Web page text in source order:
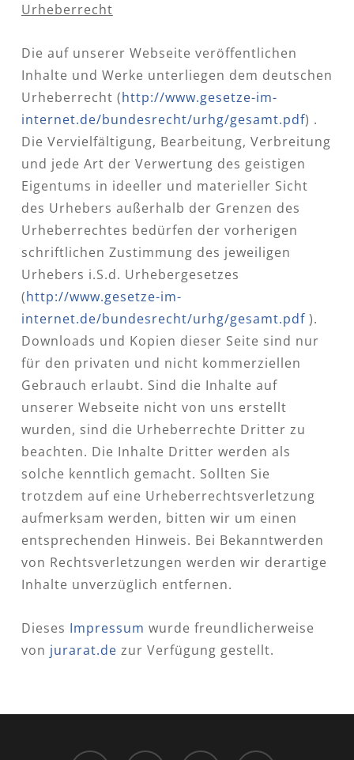
Urheberrecht
Die auf unserer Webseite veröffentlichen
Inhalte und Werke unterliegen dem deutschen
Urheberrecht (http://www.gesetze-im-
internet.de/bundesrecht/urhg/gesamt.pdf) .
Die Vervielfältigung, Bearbeitung, Verbreitung
und jede Art der Verwertung des geistigen
Eigentums in ideeller und materieller Sicht
des Urhebers außerhalb der Grenzen des
Urheberrechtes bedürfen der vorherigen
schriftlichen Zustimmung des jeweiligen
Urhebers i.S.d. Urhebergesetzes
(http://www.gesetze-im-
internet.de/bundesrecht/urhg/gesamt.pdf).
Downloads und Kopien dieser Seite sind nur
für den privaten und nicht kommerziellen
Gebrauch erlaubt. Sind die Inhalte auf
unserer Webseite nicht von uns erstellt
wurden, sind die Urheberrechte Dritter zu
beachten. Die Inhalte Dritter werden als
solche kenntlich gemacht. Sollten Sie
trotzdem auf eine Urheberrechtsverletzung
aufmerksam werden, bitten wir um einen
entsprechenden Hinweis. Bei Bekanntwerden
von Rechtsverletzungen werden wir derartige
Inhalte unverzüglich entfernen.
Dieses Impressum wurde freundlicherweise
von jurarat.de zur Verfügung gestellt.